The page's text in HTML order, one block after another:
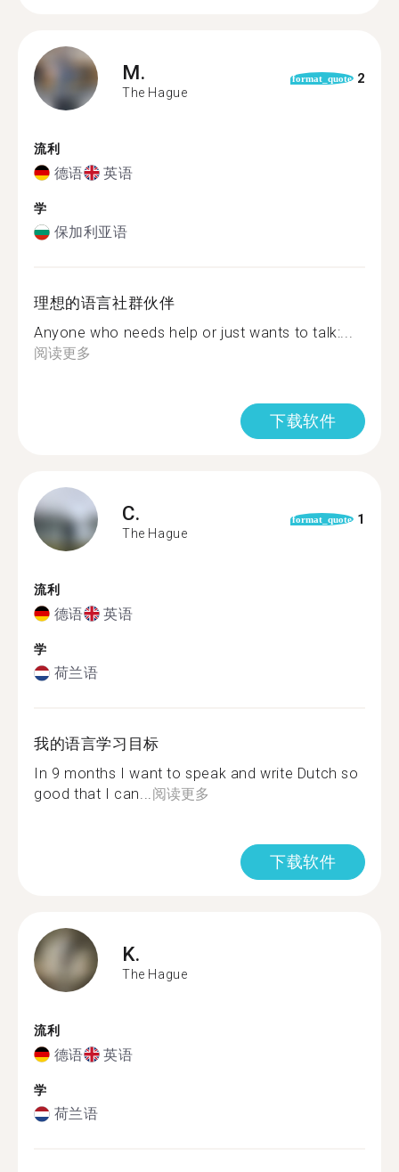
M.
The Hague
format_quote 2
流利
德语 英语
学
保加利亚语
理想的语言社群伙伴
Anyone who needs help or just wants to talk:...
阅读更多
下载软件
C.
The Hague
format_quote 1
流利
德语 英语
学
荷兰语
我的语言学习目标
In 9 months I want to speak and write Dutch so
good that I can...阅读更多
下载软件
K.
The Hague
流利
德语 英语
学
荷兰语